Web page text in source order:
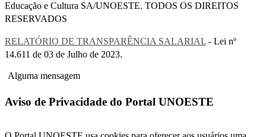
Educação e Cultura SA/UNOESTE. TODOS OS DIREITOS
RESERVADOS
RELATÓRIO DE TRANSPARÊNCIA SALARIAL - Lei nº
14.611 de 03 de Julho de 2023.
Alguma mensagem
Aviso de Privacidade do Portal UNOESTE